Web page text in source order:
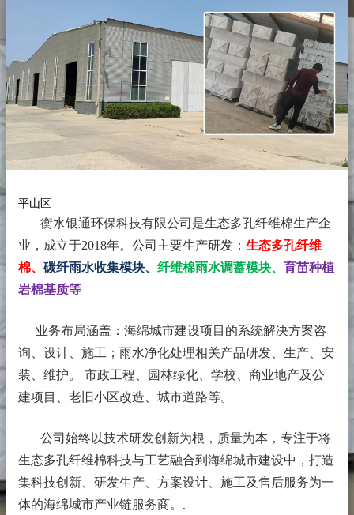
平山区
衡水银通环保科技有限公司是生态多孔纤维棉生产企
业，成立于2018年。 公司主要生产研发： 生态多孔纤维
棉、 碳纤雨水收集模块、 纤维棉雨水调蓄模块、 育苗种植
岩棉基质等
业务布局涵盖：海绵城市建设项目的系统解决方案咨
询、设计、施工；雨水净化处理相关产品研发、生产、安
装、维护。 市政工程、园林绿化、学校、商业地产及公
建项目、老旧小区改造、城市道路等。
公司始终以技术研发创新为根，质量为本，专注于将
生态多孔纤维棉科技与工艺融合到海绵城市建设中，打造
集科技创新、研发生产、方案设计、施工及售后服务为一
体的海绵城市产业链服务商。